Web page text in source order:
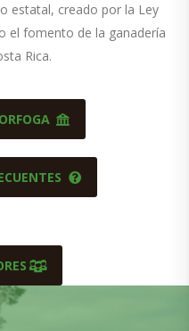
estatal, creado por la Ley
el fomento de la ganadería
Rica.